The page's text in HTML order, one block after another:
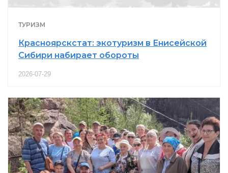
ТУРИЗМ
Красноярскстат: экотуризм в Енисейской
Сибири набирает обороты
2026-07-29